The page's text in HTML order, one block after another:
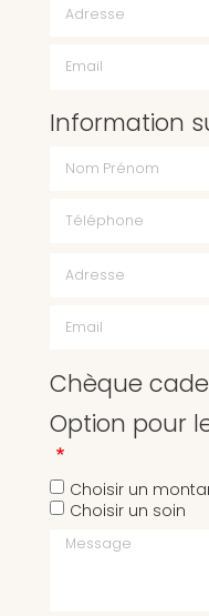
Information
Chèque
Option pour
Choisir un
Choisir un soin
Message